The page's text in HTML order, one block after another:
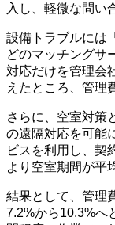
入し、軽微な問い
設備トラブルには
どのマッチングサ
対応だけを管理会
えたところ、管理
さらに、空室対策
の遠隔対応を可能
ビスを利用し、契
より空室期間が平
結果として、管理
7.2%から10.3%へ